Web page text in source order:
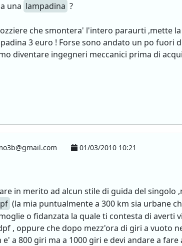
una lampadina ?
che smontera' l'intero paraurti ,mette
3 euro ! Forse sono andato un po
diventare ingegneri meccanici prima di
01/03/2010 10:21
in merito ad alcun stile di guida del
(la mia puntualmente a 300 km sia urbane
o fidanzata la quale ti contesta di
, oppure che dopo mezz'ora di giri a vuoto
a 800 giri ma a 1000 giri e devi andare a